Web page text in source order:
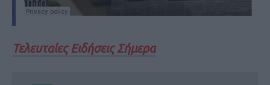
Τελευταίες Ειδήσεις Σήμερα